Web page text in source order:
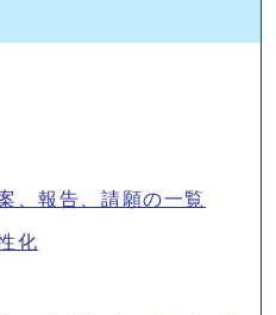
、報告、請願の一覧
化